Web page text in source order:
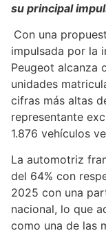
su principal
Con una
impulsada por la
Peugeot alcanza
unidades
cifras más altas
representante
1.876 vehículos
La automotriz
del 64% con
2025 con una
nacional, lo que
como una de las